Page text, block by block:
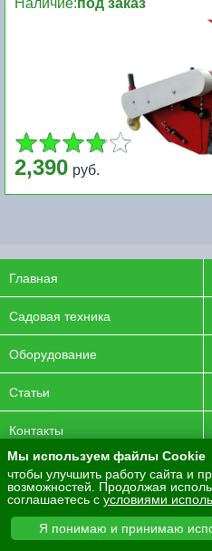
Наличие:под заказ
2,390 руб.
Главная
Садовая техника
Оборудование
Статьи
Контакты
© 2016-2026
Разработка сайта -
Вся представленная на
информационный характер и не
Мы используем файлы Cookie
чтобы улучшить работу сайта и
возможностей. Продолжая
соглашаетесь с условиями
Я понимаю и принимаю